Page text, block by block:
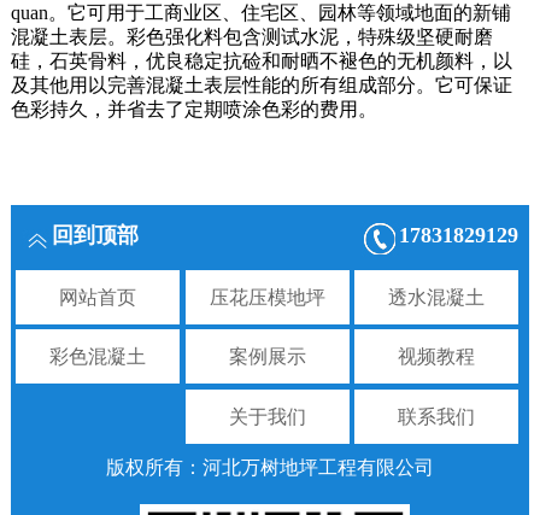
quan。它可用于工商业区、住宅区、园林等领域地面的新铺
混凝土表层。彩色强化料包含测试水泥，特殊级坚硬耐磨
硅，石英骨料，优良稳定抗硷和耐晒不褪色的无机颜料，以
及其他用以完善混凝土表层性能的所有组成部分。它可保证
色彩持久，并省去了定期喷涂色彩的费用。
回到顶部 17831829129
网站首页 压花压模地坪 透水混凝土
彩色混凝土 案例展示 视频教程
关于我们 联系我们
版权所有：河北万树地坪工程有限公司